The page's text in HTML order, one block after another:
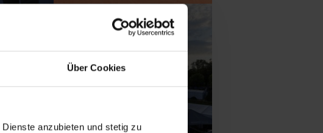
Über Cookies
anzubieten und stetig zu